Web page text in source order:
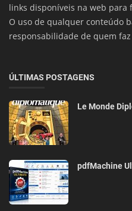
links disponíveis na web para
O uso de qualquer conteúdo
responsabilidade de quem
ÚLTIMAS POSTAGENS
Le Monde
pdfMachine